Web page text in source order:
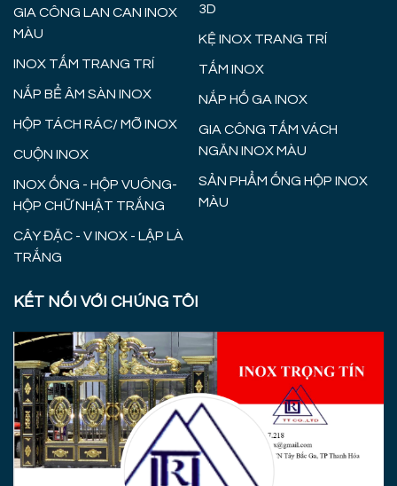
GIA CÔNG LAN CAN INOX
MÀU
INOX TẤM TRANG TRÍ
NẮP BỂ ÂM SÀN INOX
HỘP TÁCH RÁC/ MỠ INOX
CUỘN INOX
INOX ỐNG - HỘP VUÔNG-
HỘP CHỮ NHẬT TRẮNG
CÂY ĐẶC - V INOX - LẬP LÀ
TRẮNG
3D
KỆ INOX TRANG TRÍ
TẤM INOX
NẮP HỐ GA INOX
GIA CÔNG TẤM VÁCH
NGĂN INOX MÀU
SẢN PHẨM ỐNG HỘP INOX
MÀU
KẾT NỐI VỚI CHÚNG TÔI